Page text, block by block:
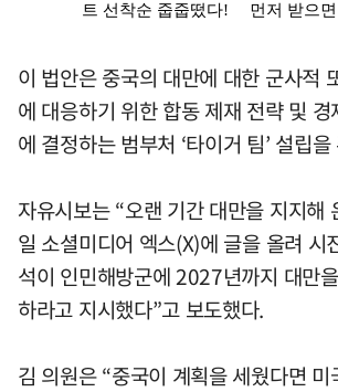
이 법안은 중국의 대만에 대한 군사적
에 대응하기 위한 합동 제재 전략 및
에 결정하는 범부처 ‘타이거 팀’ 설립
자유시보는 “오랜 기간 대만을 지지해
일 소셜미디어 엑스(X)에 글을 올려 시
석이 인민해방군에 2027년까지 대만
하라고 지시했다”고 보도했다.
김 의원은 “중국이 계획을 세웠다면 미